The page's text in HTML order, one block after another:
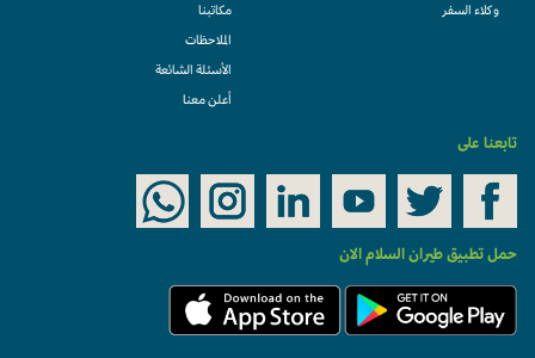
وكلاء السفر مكاتبنا
الملاحظات
الأسئلة الشائعة
أعلن معنا
تابعنا على
حمل تطبيق طيران السلام الان